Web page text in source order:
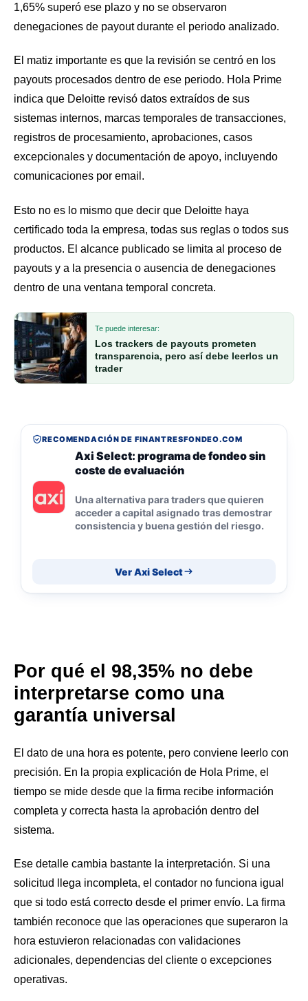
1,65% superó ese plazo y no se observaron
denegaciones de payout durante el periodo analizado.
El matiz importante es que la revisión se centró en los
payouts procesados dentro de ese periodo. Hola Prime
indica que Deloitte revisó datos extraídos de sus
sistemas internos, marcas temporales de transacciones,
registros de procesamiento, aprobaciones, casos
excepcionales y documentación de apoyo, incluyendo
comunicaciones por email.
Esto no es lo mismo que decir que Deloitte haya
certificado toda la empresa, todas sus reglas o todos sus
productos. El alcance publicado se limita al proceso de
payouts y a la presencia o ausencia de denegaciones
dentro de una ventana temporal concreta.
Te puede interesar:
Los trackers de payouts prometen
transparencia, pero así debe leerlos un
trader
RECOMENDACIÓN DE FINANTRESFONDEO.COM
Axi Select: programa de fondeo sin
coste de evaluación
Una alternativa para traders que quieren
acceder a capital asignado tras demostrar
consistencia y buena gestión del riesgo.
Ver Axi Select
Por qué el 98,35% no debe
interpretarse como una
garantía universal
El dato de una hora es potente, pero conviene leerlo con
precisión. En la propia explicación de Hola Prime, el
tiempo se mide desde que la firma recibe información
completa y correcta hasta la aprobación dentro del
sistema.
Ese detalle cambia bastante la interpretación. Si una
solicitud llega incompleta, el contador no funciona igual
que si todo está correcto desde el primer envío. La firma
también reconoce que las operaciones que superaron la
hora estuvieron relacionadas con validaciones
adicionales, dependencias del cliente o excepciones
operativas.